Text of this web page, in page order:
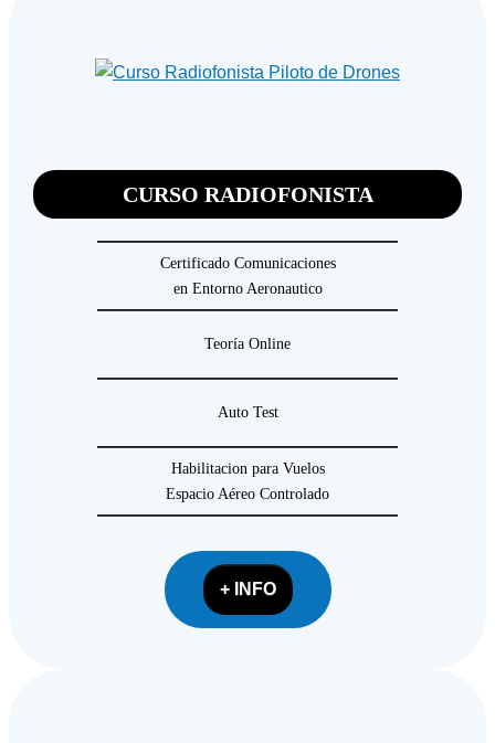
CURSO RADIOFONISTA
Certificado Comunicaciones
en Entorno Aeronautico
Teoría Online
Auto Test
Habilitacion para Vuelos
Espacio Aéreo Controlado
+ INFO